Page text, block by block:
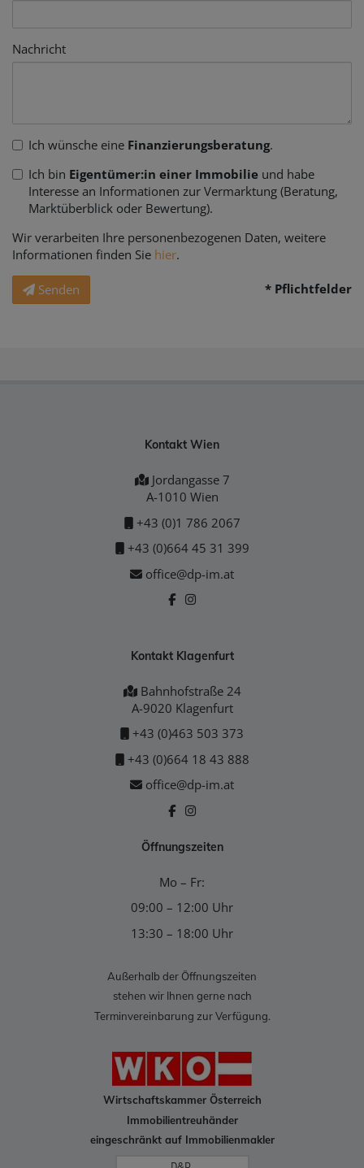
Nachricht
Ich wünsche eine Finanzierungsberatung.
Ich bin Eigentümer:in einer Immobilie und habe
Interesse an Informationen zur Vermarktung (Beratung,
Marktüberblick oder Bewertung).
Wir verarbeiten Ihre personenbezogenen Daten, weitere
Informationen finden Sie hier.
Senden * Pflichtfelder
Kontakt Wien
Jordangasse 7
A-1010 Wien
+43 (0)1 786 2067
+43 (0)664 45 31 399
office@dp-im.at
Kontakt Klagenfurt
Bahnhofstraße 24
A-9020 Klagenfurt
+43 (0)463 503 373
+43 (0)664 18 43 888
office@dp-im.at
Öffnungszeiten
Mo – Fr:
09:00 – 12:00 Uhr
13:30 – 18:00 Uhr
Außerhalb der Öffnungszeiten
stehen wir Ihnen gerne nach
Terminvereinbarung zur Verfügung.
Wirtschaftskammer Österreich
Immobilientreuhänder
eingeschränkt auf Immobilienmakler